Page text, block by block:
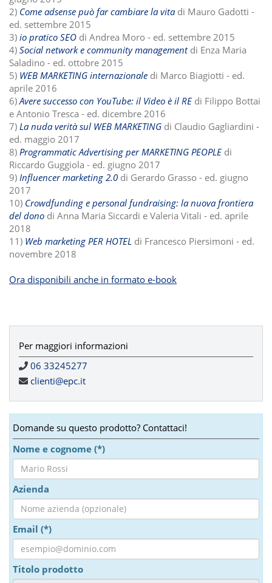
2) Come adsense può far cambiare la vitadi Mauro Gadotti -
ed. settembre 2015
3) io pratico SEO di Andrea Moro - ed. settembre 2015
4) Social network e community managementdi Enza Maria
Saladino - ed. ottobre 2015
5) WEB MARKETING internazionale di Marco Biagiotti - ed.
aprile 2016
6)Avere successo con YouTube: il Video è il REdi Filippo Bottai
e Antonio Tresca - ed. dicembre 2016
7) La nuda verità sul WEB MARKETING di Claudio Gagliardini -
ed. maggio 2017
8) Programmatic Advertising per MARKETING PEOPLEdi
Riccardo Guggiola - ed. giugno 2017
9) Influencer marketing 2.0 di Gerardo Grasso - ed. giugno
2017
10) Crowdfunding e personal fundraising: la nuova frontiera
del dono di Anna Maria Siccardi e Valeria Vitali - ed. aprile
2018
11) Web marketing PER HOTEL di Francesco Piersimoni - ed.
novembre 2018
Ora disponibili anche in formato e-book
Per maggiori informazioni
06 33245277
clienti@epc.it
Domande su questo prodotto? Contattaci!
Nome e cognome (*)
Azienda
Email (*)
Titolo prodotto